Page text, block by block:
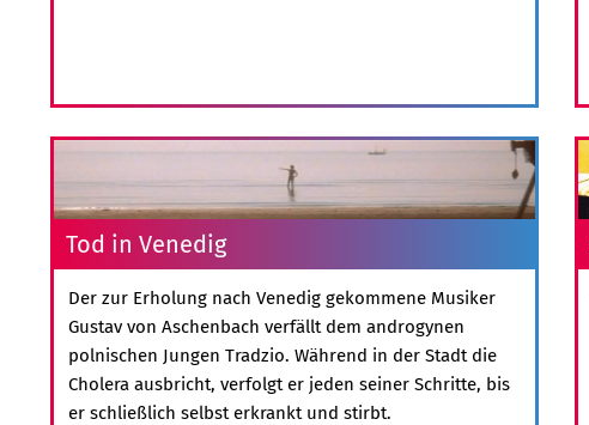
Tod in Venedig
Der zur Erholung nach Venedig gekommene Musiker
Gustav von Aschenbach verfällt dem androgynen
polnischen Jungen Tradzio. Während in der Stadt die
Cholera ausbricht, verfolgt er jeden seiner Schritte, bis
er schließlich selbst erkrankt und stirbt.